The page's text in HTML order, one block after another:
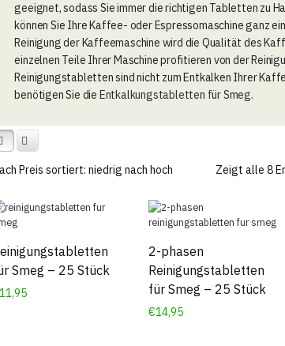
geeignet, sodass Sie immer die richtigen Tabletten zu
können Sie Ihre Kaffee- oder Espressomaschine ganz
Reinigung der Kaffeemaschine wird die Qualität des
einzelnen Teile Ihrer Maschine profitieren von der
Reinigungstabletten sind nicht zum Entkalken Ihrer
benötigen Sie die Entkalkungstabletten für Smeg.
Zeigt alle 8
Smeg – 25 Stück
11,95
2-phasen
Reinigungstabletten
für Smeg – 25 Stück
€14,95